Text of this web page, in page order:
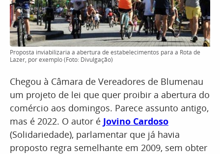
Proposta inviabilizaria a abertura de estabelecimentos para a Rota de
Lazer, por exemplo (Foto: Divulgação)
Chegou à Câmara de Vereadores de Blumenau
um projeto de lei que quer proibir a abertura do
comércio aos domingos. Parece assunto antigo,
mas é 2022. O autor é Jovino Cardoso
(Solidariedade), parlamentar que já havia
proposto regra semelhante em 2009, sem obter